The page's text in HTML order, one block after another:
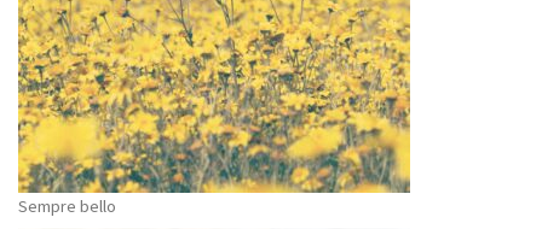
Sempre bello